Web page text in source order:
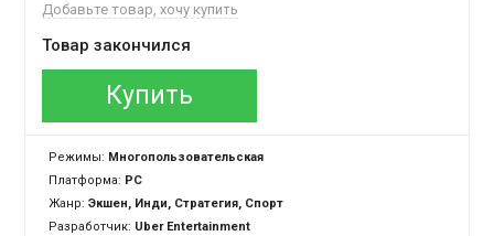
Добавьте товар, хочу купить
Товар закончился
Купить
Режимы: Многопользовательская
Платформа: PC
Жанр:Экшен, Инди, Стратегия, Спорт
Разработчик: Uber Entertainment